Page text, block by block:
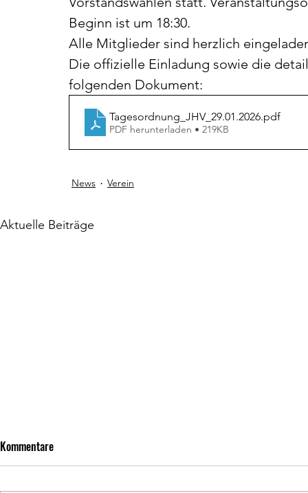
Beginn ist um 18:30.
Alle Mitglieder sind herzlich
Die offizielle Einladung sowie die
folgenden Dokument:
Tagesordnung_JHV_29.01.2026.pdf
PDF herunterladen • 219KB
News Verein
Aktuelle Beiträge
Training in den Sommerferien
2026
🏊☀️ Sommerpause? Nicht mit
Kommentare